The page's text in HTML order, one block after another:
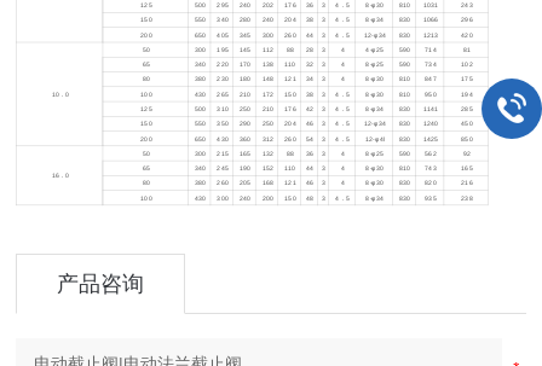
125
500 295 240 202 176 36 3 4 ．5 8-φ30 810 1031
243
150
550 340 280 240 204 38 3 4 ．5 8-φ34 830 1066
296
200
650 405 345 300 260 44 3 4 ．5 12-φ34 830 1213 420
10 ．0
50 300 195 145 112 88 28 3 4 4-φ25 590 714 81
65 340 220 170 138 110 32 3 4 8-φ25 590 734 102
80 380 230 180 148 121 34 3 4 8-φ30 810 847
175
100
430 265 210 172 150 38 3 4 ．5 8-φ30 810 950
194
125
500 310 250 210 176 42 3 4 ．5 8-φ34 830 1141
285
150
550 350 290 250 204 46 3 4 ．5 12-φ34 830 1240
450
200
650 430 360 312 260 54 3 4 ．5 12-φ4l 830 1425 850
16 ．0
50 300 215 165 132 88 36 3 4 8-φ25 590 562 92
65 340 245 190 152 110 44 3 4 8-φ30 810 743 165
80 380 260 205 168 121 46 3 4 8-φ30 830 820 216
100 430 300 240 200 150 48 3 4 ．5 8-φ34 830 935 238
产品咨询